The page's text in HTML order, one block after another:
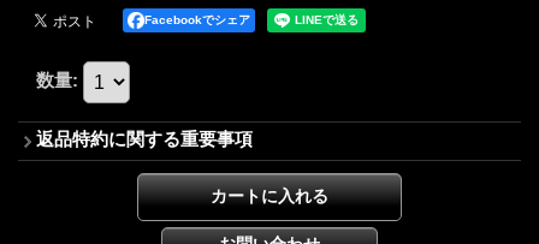
Facebookでシェア
数量:
返品特約に関する重要事項